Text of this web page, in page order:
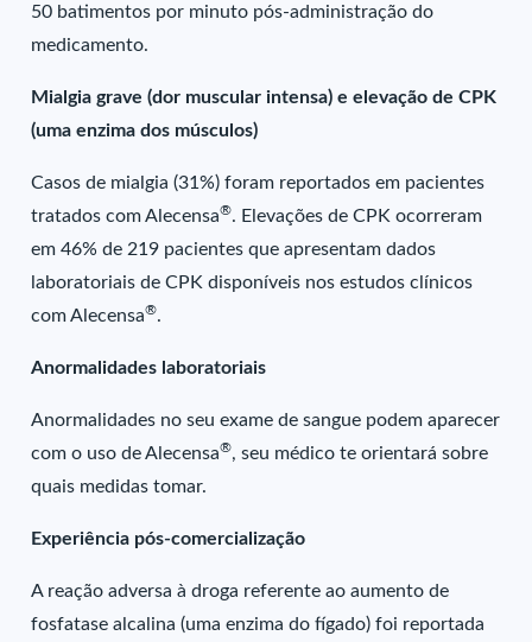
50 batimentos por minuto pós-administração do
medicamento.
Mialgia grave (dor muscular intensa) e elevação de CPK
(uma enzima dos músculos)
Casos de mialgia (31%) foram reportados em pacientes
tratados com Alecensa®. Elevações de CPK ocorreram
em 46% de 219 pacientes que apresentam dados
laboratoriais de CPK disponíveis nos estudos clínicos
com Alecensa®.
Anormalidades laboratoriais
Anormalidades no seu exame de sangue podem aparecer
com o uso de Alecensa®, seu médico te orientará sobre
quais medidas tomar.
Experiência pós-comercialização
A reação adversa à droga referente ao aumento de
fosfatase alcalina (uma enzima do fígado) foi reportada